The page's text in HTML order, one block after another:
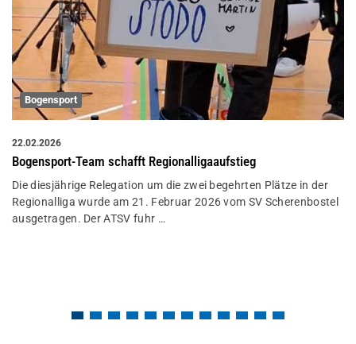
Bogensport
22.02.2026
Bogensport-Team schafft Regionalligaaufstieg
Die diesjährige Relegation um die zwei begehrten Plätze in der
Regionalliga wurde am 21. Februar 2026 vom SV Scherenbostel
ausgetragen. Der ATSV fuhr …